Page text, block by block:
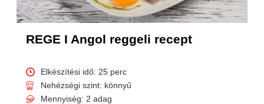
REGE I Angol reggeli recept
Elkészítési idő: 25 perc
Nehézségi szint: könnyű
Mennyiség: 2 adag